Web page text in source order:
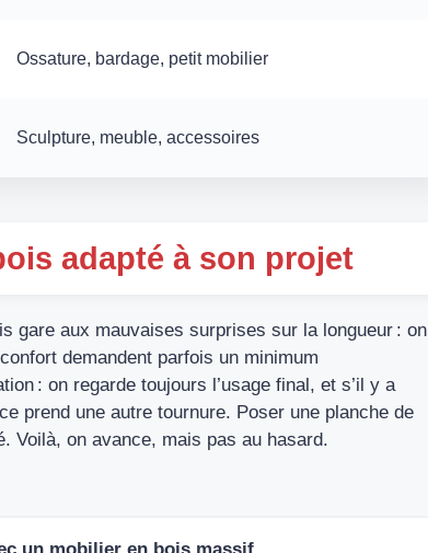
Ossature, bardage, petit mobilier
Sculpture, meuble, accessoires
adapté à son projet
gare aux mauvaises surprises sur la longueur : on
demandent parfois un minimum
: on regarde toujours l’usage final, et s’il y a
prend une autre tournure. Poser une planche de
Voilà, on avance, mais pas au hasard.